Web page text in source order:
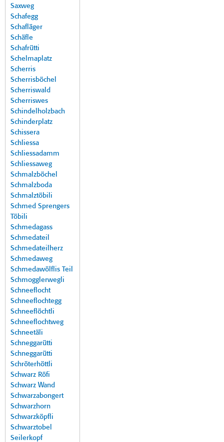
Saxweg
Schafegg
Schafläger
Schäfle
Schafrütti
Schelmaplatz
Scherris
Scherrisböchel
Scherriswald
Scherriswes
Schindelholzbach
Schinderplatz
Schissera
Schliessa
Schliessadamm
Schliessaweg
Schmalzböchel
Schmalzboda
Schmalztöbili
Schmed Sprengers
Töbili
Schmedagass
Schmedateil
Schmedateilherz
Schmedaweg
Schmedawölflis Teil
Schmogglerwegli
Schneeflocht
Schneeflochtegg
Schneeflöchtli
Schneeflochtweg
Schneetäli
Schneggarütti
Schneggarütti
Schröterhöttli
Schwarz Röfi
Schwarz Wand
Schwarzabongert
Schwarzhorn
Schwarzköpfli
Schwarztobel
Seilerkopf